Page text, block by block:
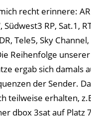
recht erinnere:
Südwest3 RP, Sat.1,
Tele5, Sky
Reihenfolge unserer
ergab sich damals
der Sender.
teilweise erhalten,
dbox 3sat auf Platz